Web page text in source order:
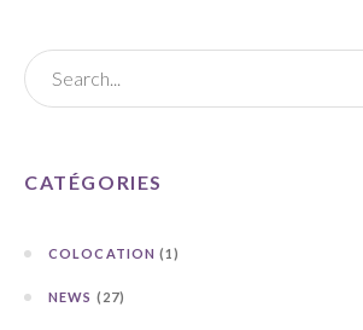
CATÉGORIES
COLOCATION (1)
NEWS (27)